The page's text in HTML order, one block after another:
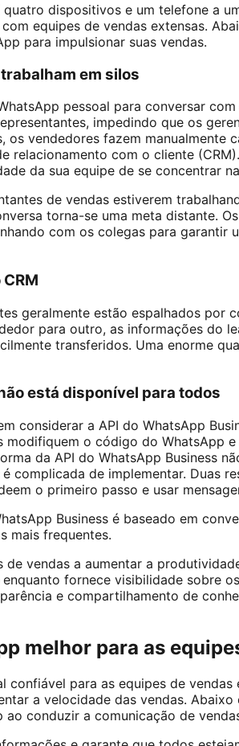
dispositivos e um telefone a
equipes de vendas extensas.
para impulsionar suas vendas.
em silos
pessoal para conversar
impedindo que os
os vendedores fazem manualmente
relacionamento com o cliente
da sua equipe de se concentrar
de vendas estiverem
torna-se uma meta distante.
com os colegas para garantir
geralmente estão espalhados por
para outro, as informações do
transferidos. Uma enorme
está disponível para todos
considerar a API do WhatsApp
modifiquem o código do WhatsApp
da API do WhatsApp Business
complicada de implementar. Duas
o primeiro passo e usar
Business é baseado em
mais frequentes.
vendas a aumentar a
fornece visibilidade sobre
e compartilhamento de
melhor para as
confiável para as equipes de
a velocidade das vendas.
conduzir a comunicação de